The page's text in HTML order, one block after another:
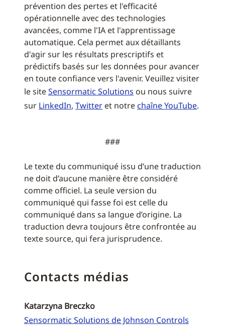
prévention des pertes et l'efficacité
opérationnelle avec des technologies
avancées, comme l'IA et l'apprentissage
automatique. Cela permet aux détaillants
d'agir sur les résultats prescriptifs et
prédictifs basés sur les données pour avancer
en toute confiance vers l'avenir. Veuillez visiter
le siteSensormatic Solutions ou nous suivre
sur LinkedIn, Twitter et notre chaîne YouTube.
###
Le texte du communiqué issu d’une traduction
ne doit d’aucune manière être considéré
comme officiel. La seule version du
communiqué qui fasse foi est celle du
communiqué dans sa langue d’origine. La
traduction devra toujours être confrontée au
texte source, qui fera jurisprudence.
Contacts médias
Katarzyna Breczko
Sensormatic Solutions de Johnson Controls